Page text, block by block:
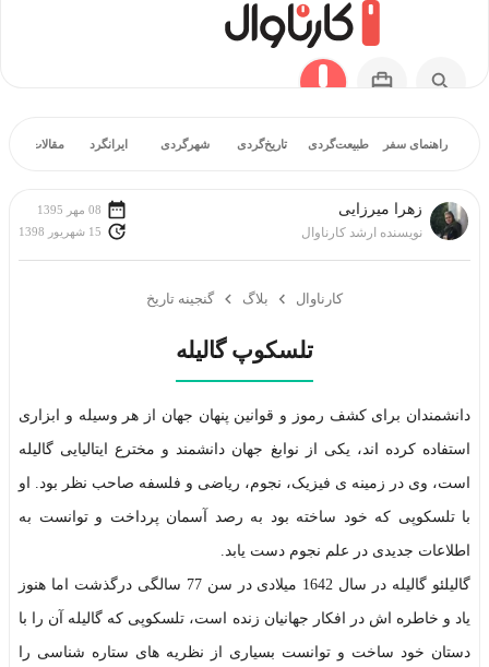
راهنمای سفر طبیعت‌گردی تاریخ‌گردی شهرگردی ایرانگرد مقالات
زهرا میرزایی
نویسنده ارشد کارناوال
08 مهر 1395
15 شهریور 1398
کارناوال بلاگ گنجینه تاریخ
تلسکوپ گالیله
دانشمندان برای کشف رموز و قوانین پنهان جهان از هر وسیله و ابزاری
استفاده کرده اند، یکی از نوابغ جهان دانشمند و مخترع ایتالیایی گالیله
است، وی در زمینه ی فیزیک، نجوم، ریاضی و فلسفه صاحب نظر بود. او
با تلسکوپی که خود ساخته بود به رصد آسمان پرداخت و توانست به
اطلاعات جدیدی در علم نجوم دست یابد.
گالیلئو گالیله در سال 1642 میلادی در سن 77 سالگی درگذشت اما هنوز
یاد و خاطره اش در افکار جهانیان زنده است، تلسکوپی که گالیله آن را با
دستان خود ساخت و توانست بسیاری از نظریه های ستاره شناسی را